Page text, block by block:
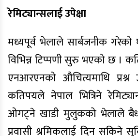
रेमिट्यान्सलाई उपेक्षा
मध्यपूर्व भेलाले सार्बजनीक गरेको
विभिन्न टिप्पणी सुरु भएको छ ।
एनआरएनको औचित्यमाथि
कतिपयले नेपाल भित्रिने
ओगट्ने खाडी मुलुकको भेलाले
प्रवासी श्रमिकलाई दिन सकिने